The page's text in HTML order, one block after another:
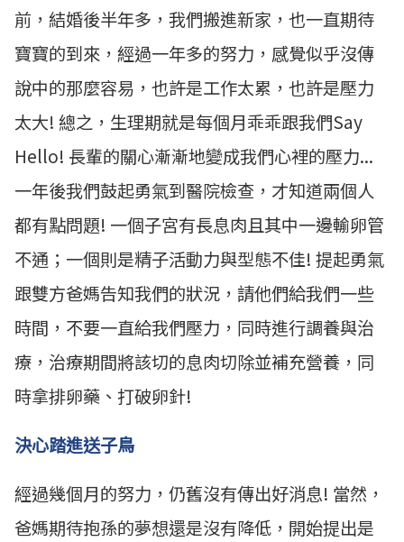
前，結婚後半年多，我們搬進新家，也一直期待
寶寶的到來，經過一年多的努力，感覺似乎沒傳
說中的那麼容易，也許是工作太累，也許是壓力
太大! 總之，生理期就是每個月乖乖跟我們Say
Hello! 長輩的關心漸漸地變成我們心裡的壓力...
一年後我們鼓起勇氣到醫院檢查，才知道兩個人
都有點問題! 一個子宮有長息肉且其中一邊輸卵管
不通；一個則是精子活動力與型態不佳! 提起勇氣
跟雙方爸媽告知我們的狀況，請他們給我們一些
時間，不要一直給我們壓力，同時進行調養與治
療，治療期間將該切的息肉切除並補充營養，同
時拿排卵藥、打破卵針!
決心踏進送子鳥
經過幾個月的努力，仍舊沒有傳出好消息! 當然，
爸媽期待抱孫的夢想還是沒有降低，開始提出是